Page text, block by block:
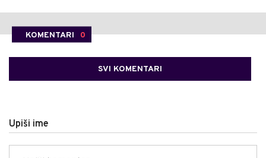
KOMENTARI 0
SVI KOMENTARI
Upiši ime